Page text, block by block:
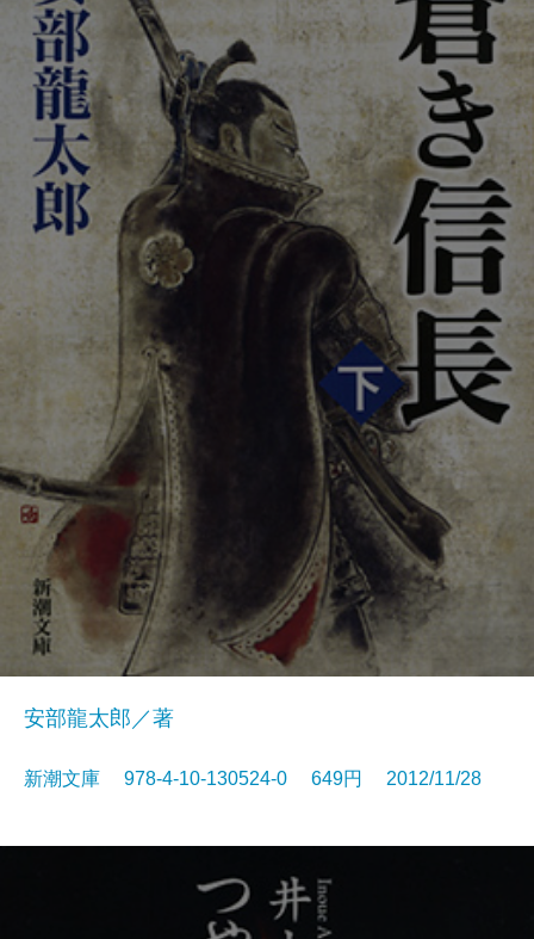
安部龍太郎／著
新潮文庫 978-4-10-130524-0 649円 2012/11/28